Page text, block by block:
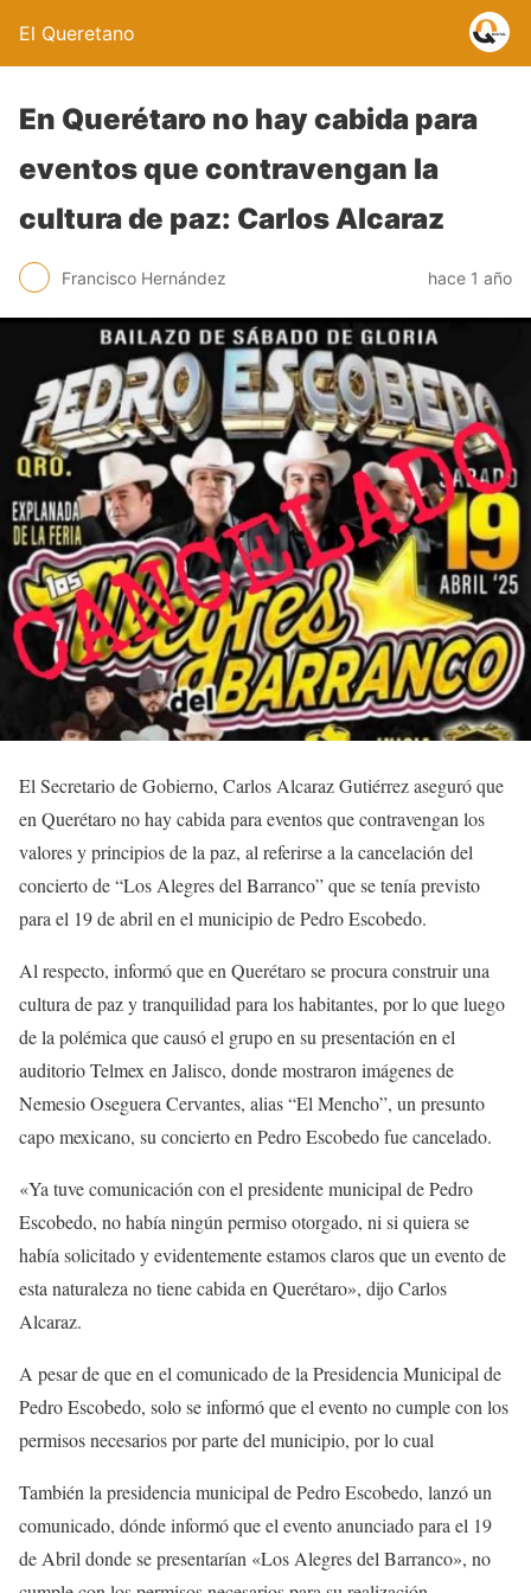
El Queretano
En Querétaro no hay cabida para
eventos que contravengan la
cultura de paz: Carlos Alcaraz
Francisco Hernández hace 1 año
El Secretario de Gobierno, Carlos Alcaraz Gutiérrez aseguró que
en Querétaro no hay cabida para eventos que contravengan los
valores y principios de la paz, al referirse a la cancelación del
concierto de “Los Alegres del Barranco” que se tenía previsto
para el 19 de abril en el municipio de Pedro Escobedo.
Al respecto, informó que en Querétaro se procura construir una
cultura de paz y tranquilidad para los habitantes, por lo que luego
de la polémica que causó el grupo en su presentación en el
auditorio Telmex en Jalisco, donde mostraron imágenes de
Nemesio Oseguera Cervantes, alias “El Mencho”, un presunto
capo mexicano, su concierto en Pedro Escobedo fue cancelado.
«Ya tuve comunicación con el presidente municipal de Pedro
Escobedo, no había ningún permiso otorgado, ni si quiera se
había solicitado y evidentemente estamos claros que un evento de
esta naturaleza no tiene cabida en Querétaro», dijo Carlos
Alcaraz.
A pesar de que en el comunicado de la Presidencia Municipal de
Pedro Escobedo, solo se informó que el evento no cumple con los
permisos necesarios por parte del municipio, por lo cual
También la presidencia municipal de Pedro Escobedo, lanzó un
comunicado, dónde informó que el evento anunciado para el 19
de Abril donde se presentarían «Los Alegres del Barranco», no